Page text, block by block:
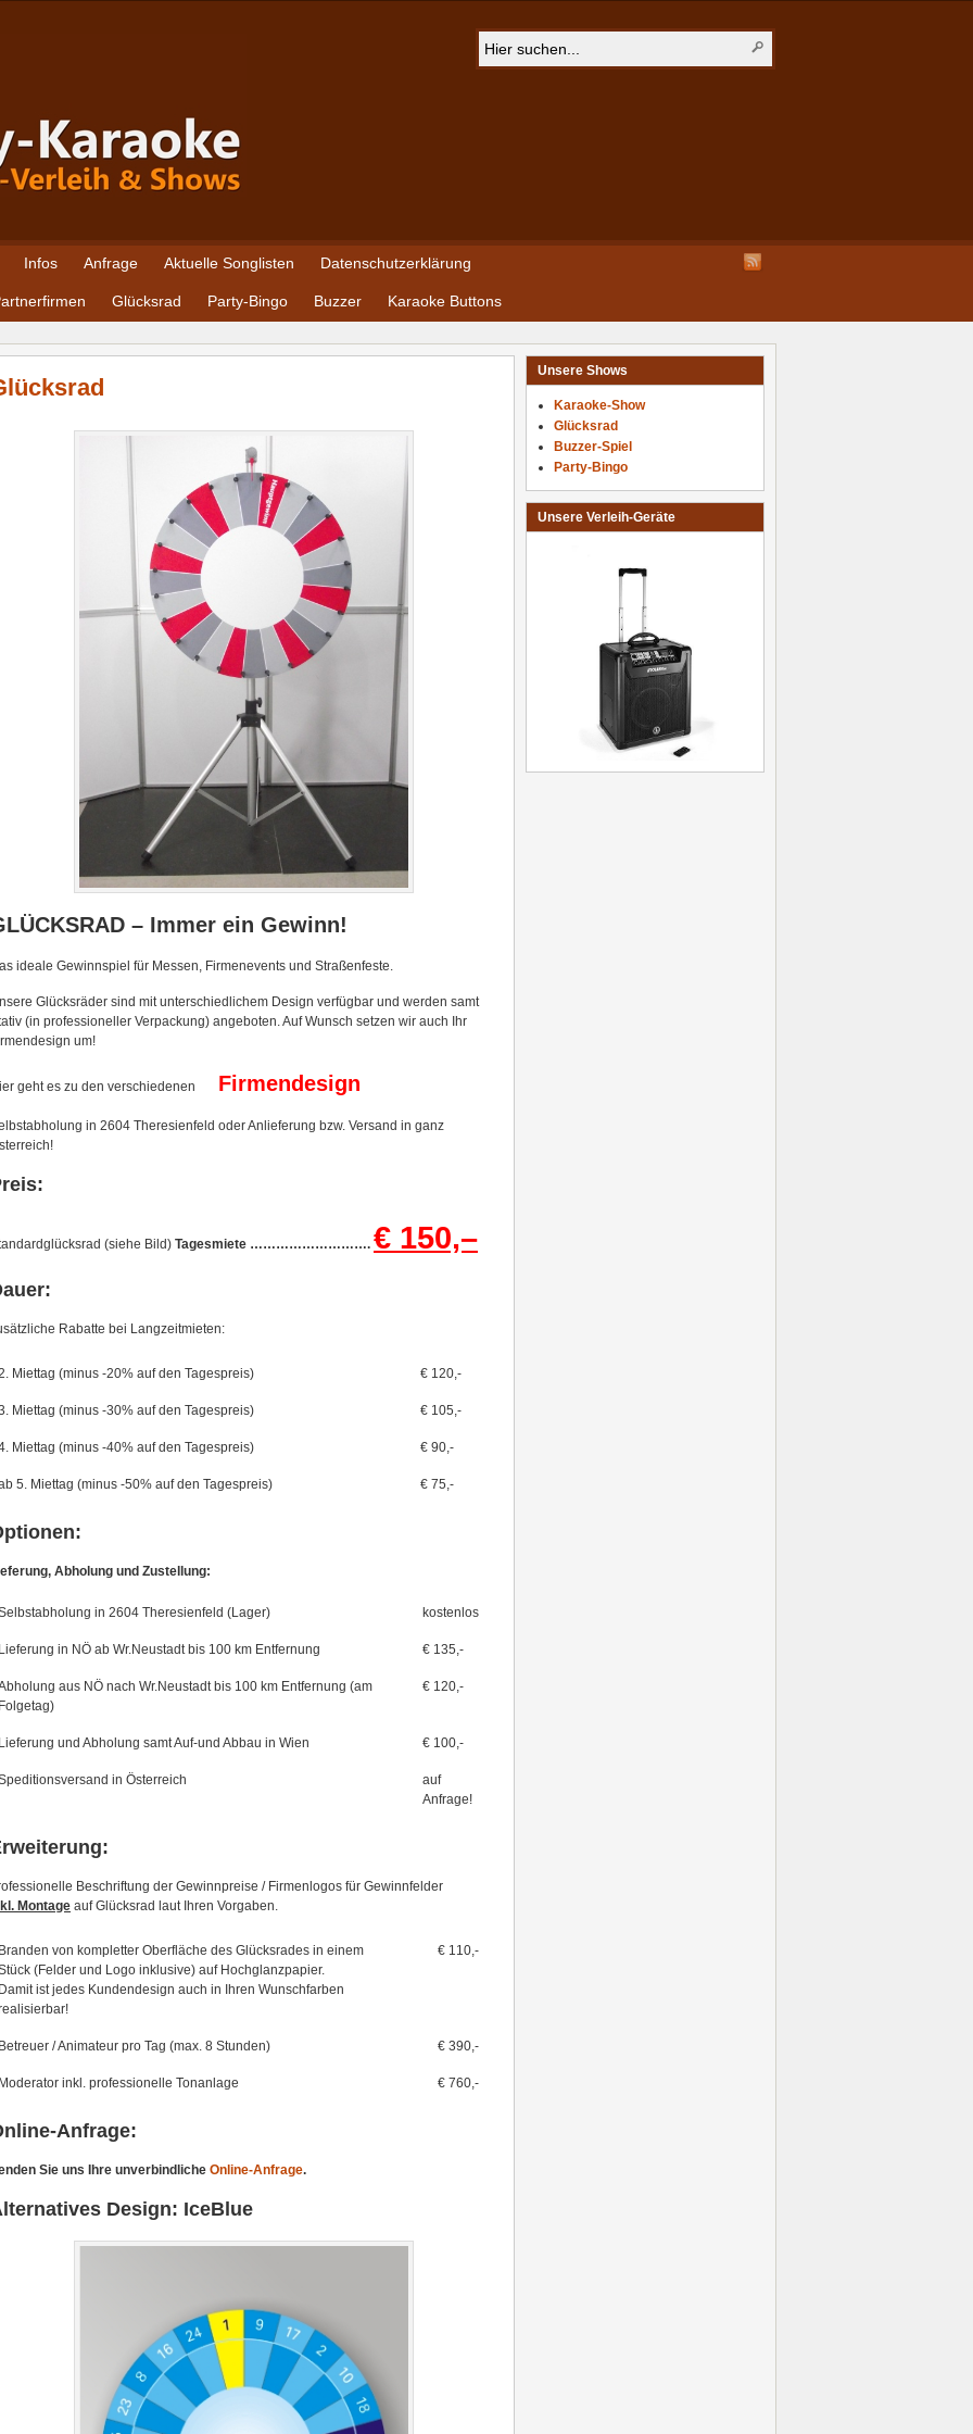
Infos Anfrage Aktuelle Songlisten Datenschutzerklärung
Glücksrad Party-Bingo Buzzer Karaoke Buttons
– Immer ein Gewinn!
ideale Gewinnspiel für Messen, Firmenevents und Straßenfeste.
Glücksräder sind mit unterschiedlichem Design verfügbar und werden samt
(in professioneller Verpackung) angeboten. Auf Wunsch setzen wir auch Ihr
um!
geht es zu den verschiedenen Firmendesign
in 2604 Theresienfeld oder Anlieferung bzw. Versand in ganz
(siehe Bild) Tagesmiete ………………………. € 150,–
Rabatte bei Langzeitmieten:
Miettag (minus -20% auf den Tagespreis) € 120,-
Miettag (minus -30% auf den Tagespreis) € 105,-
Miettag (minus -40% auf den Tagespreis) € 90,-
5. Miettag (minus -50% auf den Tagespreis) € 75,-
Abholung und Zustellung:
in 2604 Theresienfeld (Lager) kostenlos
Lieferung in NÖ ab Wr.Neustadt bis 100 km Entfernung € 135,-
aus NÖ nach Wr.Neustadt bis 100 km Entfernung (am
Folgetag)
€ 120,-
Lieferung und Abholung samt Auf-und Abbau in Wien € 100,-
in Österreich
auf
Anfrage!
Beschriftung der Gewinnpreise / Firmenlogos für Gewinnfelder
Montage auf Glücksrad laut Ihren Vorgaben.
Branden von kompletter Oberfläche des Glücksrades in einem
(Felder und Logo inklusive) auf Hochglanzpapier.
Damit ist jedes Kundendesign auch in Ihren Wunschfarben
€ 110,-
Betreuer / Animateur pro Tag (max. 8 Stunden) € 390,-
Moderator inkl. professionelle Tonanlage € 760,-
Anfrage:
Sie uns Ihre unverbindliche Online-Anfrage.
Design: IceBlue
Unsere Shows
Karaoke-Show
Glücksrad
Buzzer-Spiel
Party-Bingo
Unsere Verleih-Geräte